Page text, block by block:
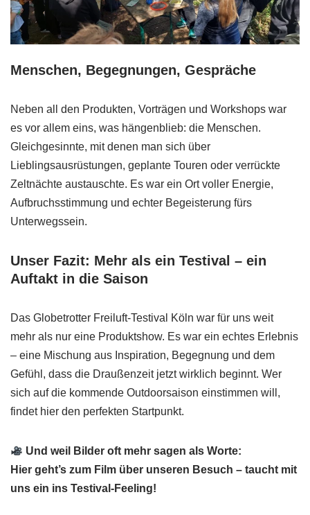
Menschen, Begegnungen, Gespräche
Neben all den Produkten, Vorträgen und Workshops war
es vor allem eins, was hängenblieb: die Menschen.
Gleichgesinnte, mit denen man sich über
Lieblingsausrüstungen, geplante Touren oder verrückte
Zeltnächte austauschte. Es war ein Ort voller Energie,
Aufbruchsstimmung und echter Begeisterung fürs
Unterwegssein.
Unser Fazit: Mehr als ein Testival – ein
Auftakt in die Saison
Das Globetrotter Freiluft-Testival Köln war für uns weit
mehr als nur eine Produktshow. Es war ein echtes Erlebnis
– eine Mischung aus Inspiration, Begegnung und dem
Gefühl, dass die Draußenzeit jetzt wirklich beginnt. Wer
sich auf die kommende Outdoorsaison einstimmen will,
findet hier den perfekten Startpunkt.
Und weil Bilder oft mehr sagen als Worte:
Hier geht’s zum Film über unseren Besuch – taucht mit
uns ein ins Testival-Feeling!